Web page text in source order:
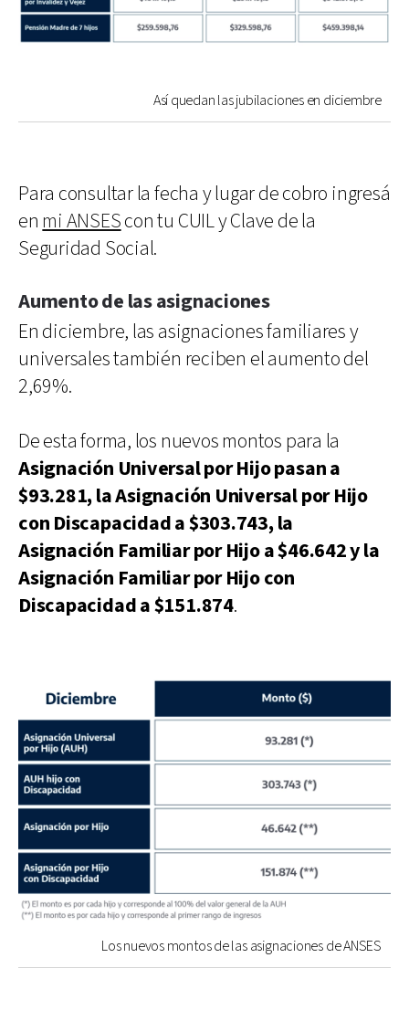
Así quedan las jubilaciones en diciembre
Para consultar la fecha y lugar de cobro ingresá
en mi ANSEScon tu CUIL y Clave de la
Seguridad Social.
Aumento de las asignaciones
En diciembre, las asignaciones familiares y
universales también reciben el aumento del
2,69%.
De esta forma, los nuevos montos para la
Asignación Universal por Hijo pasan a
$93.281, la Asignación Universal por Hijo
con Discapacidad a $303.743, la
Asignación Familiar por Hijo a $46.642 y la
Asignación Familiar por Hijo con
Discapacidad a $151.874.
Los nuevos montos de las asignaciones de ANSES